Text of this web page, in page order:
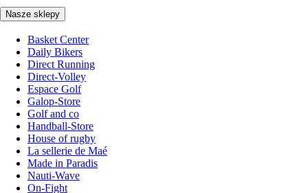
Nasze sklepy
Basket Center
Daily Bikers
Direct Running
Direct-Volley
Espace Golf
Galop-Store
Golf and co
Handball-Store
House of rugby
La sellerie de Maé
Made in Paradis
Nauti-Wave
On-Fight